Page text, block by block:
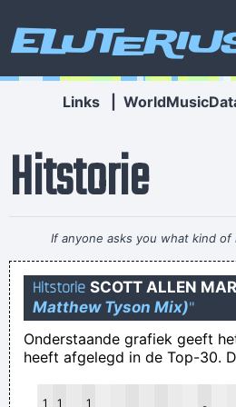
Links
Hitstorie
If anyone asks you what kind
Don´t tell him 'rock´n´roll' or
Leddy Pistazien, de kort-
namen voor supportersclans,
Hitstorie SCOTT ALLEN
Matthew Tyson Mix)"
Onderstaande grafiek geeft
heeft afgelegd in de Top-30.
1 1 1